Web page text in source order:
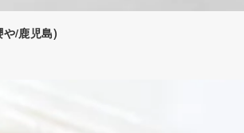
/鹿児島)